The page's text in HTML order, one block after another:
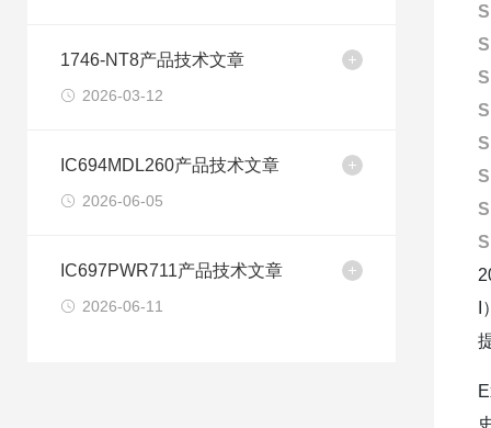
1746-NT8产品技术文章
2026-03-12
IC694MDL260产品技术文章
2026-06-05
IC697PWR711产品技术文章
2026-06-11